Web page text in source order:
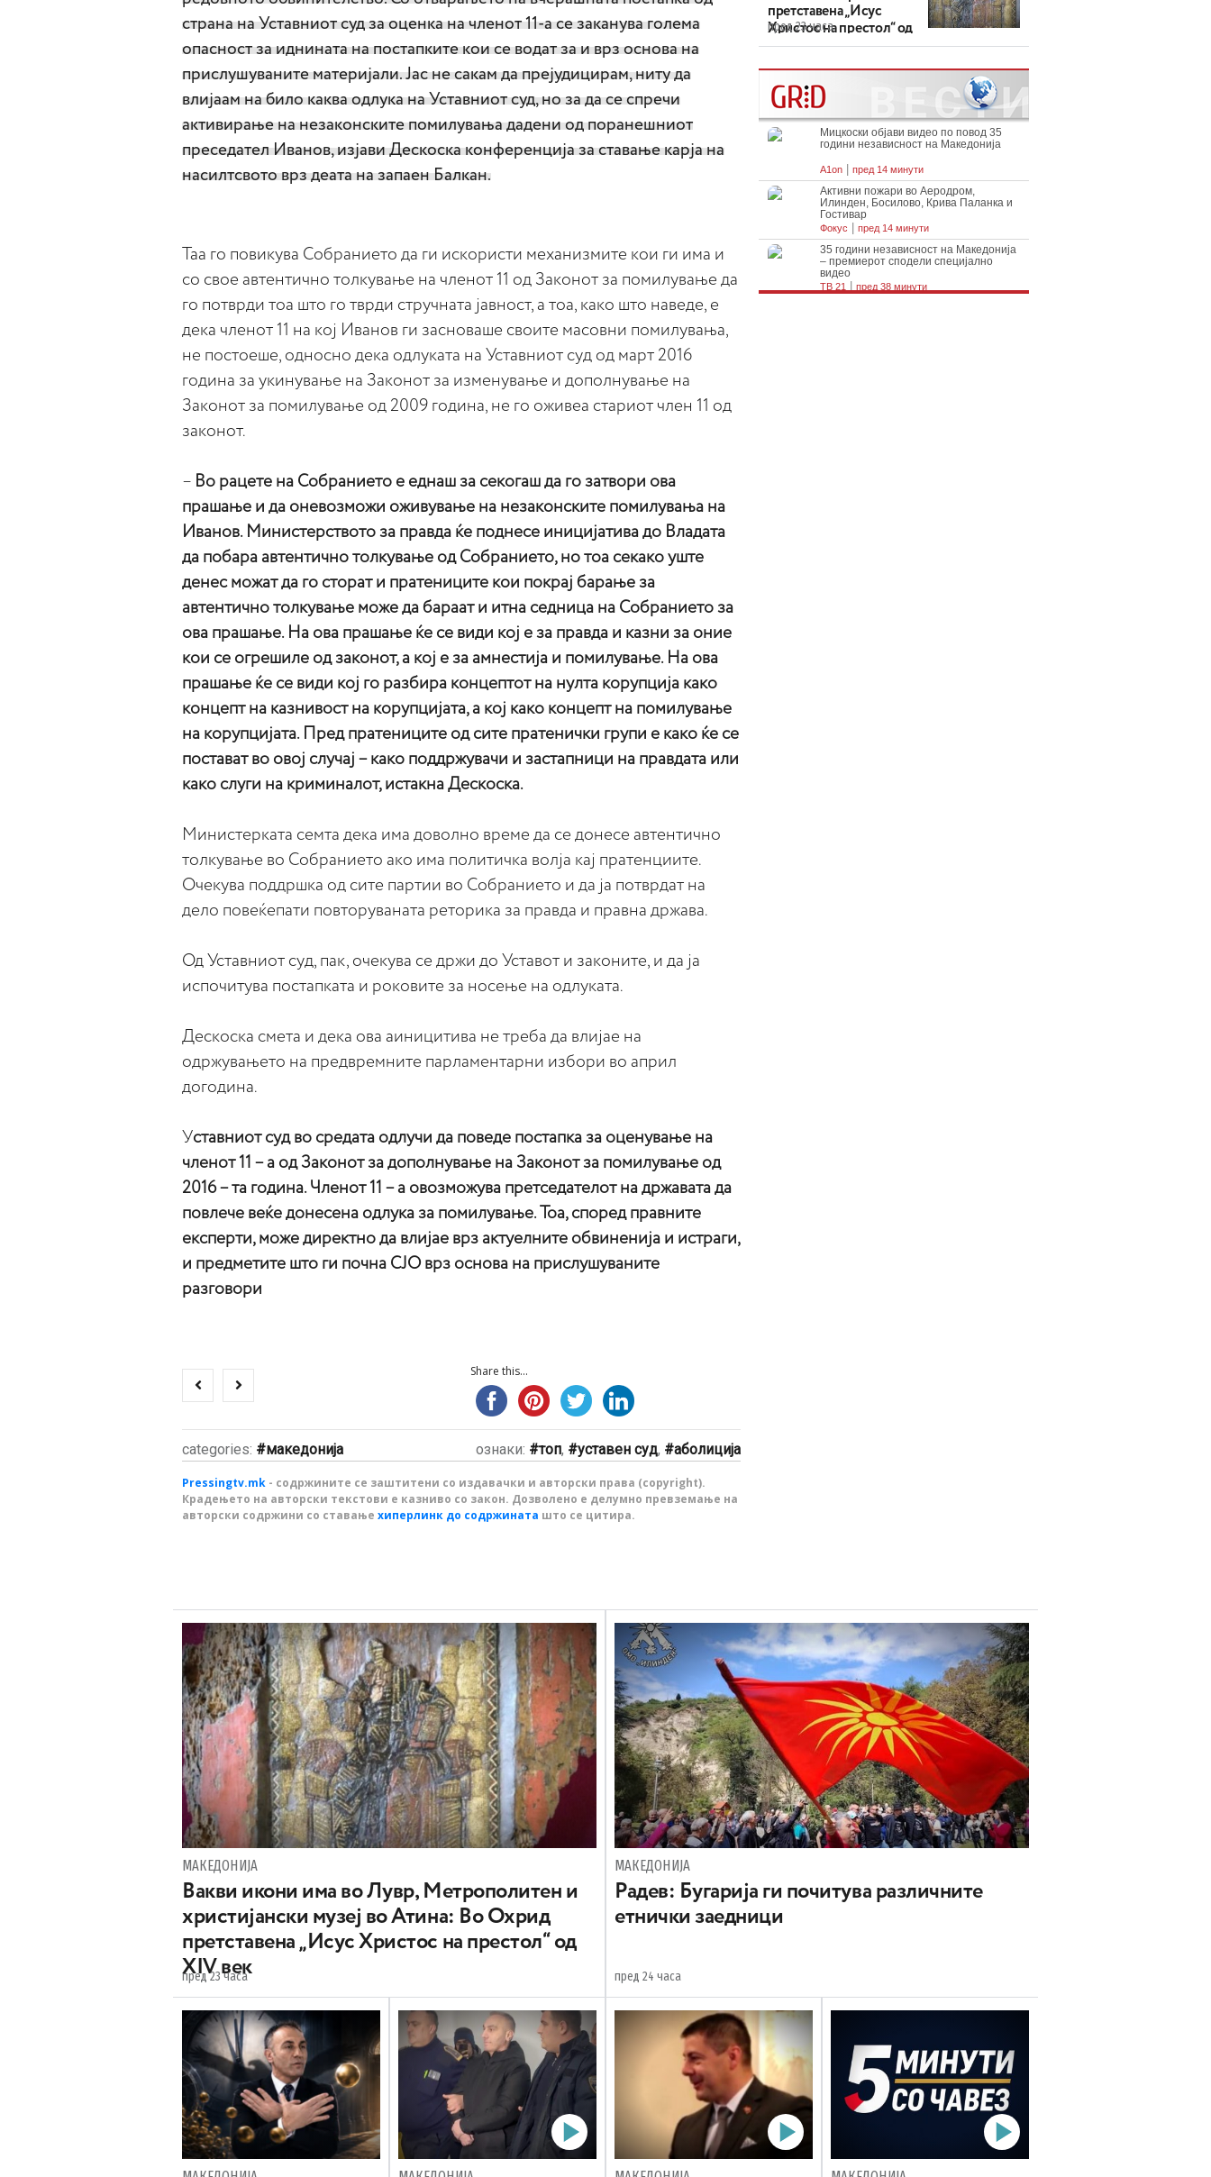
страна на Уставниот суд за оценка на членот 11-а се заканува голема
опасност за иднината на постапките кои се водат за и врз основа на
прислушуваните материјали. Јас не сакам да прејудицирам, ниту да
влијаам на било каква одлука на Уставниот суд, но за да се спречи
активирање на незаконските помилувања дадени од поранешниот
преседател Иванов, изјави Дескоска конференција за ставање карја на
насилтсвото врз деата на запаен Балкан.
Таа го повикува Собранието да ги искористи механизмите кои ги има и
со свое автентично толкување на членот 11 од Законот за помилување да
го потврди тоа што го тврди стручната јавност, а тоа, како што наведе, е
дека членот 11 на кој Иванов ги засноваше своите масовни помилувања,
не постоеше, односно дека одлуката на Уставниот суд од март 2016
година за укинување на Законот за изменување и дополнување на
Законот за помилување од 2009 година, не го оживеа стариот член 11 од
законот.
– Во рацете на Собранието е еднаш за секогаш да го затвори ова
прашање и да оневозможи оживување на незаконските помилувања на
Иванов. Министерството за правда ќе поднесе иницијатива до Владата
да побара автентично толкување од Собранието, но тоа секако уште
денес можат да го сторат и пратениците кои покрај барање за
автентично толкување може да бараат и итна седница на Собранието за
ова прашање. На ова прашање ќе се види кој е за правда и казни за оние
кои се огрешиле од законот, а кој е за амнестија и помилување. На ова
прашање ќе се види кој го разбира концептот на нулта корупција како
концепт на казнивост на корупцијата, а кој како концепт на помилување
на корупцијата. Пред пратениците од сите пратенички групи е како ќе се
постават во овој случај – како поддржувачи и застапници на правдата или
како слуги на криминалот, истакна Дескоска.
Министерката семта дека има доволно време да се донесе автентично
толкување во Собранието ако има политичка волја кај пратенциите.
Очекува поддршка од сите партии во Собранието и да ја потврдат на
дело повеќепати повторуваната реторика за правда и правна држава.
Од Уставниот суд, пак, очекува се држи до Уставот и законите, и да ја
испочитува постапката и роковите за носење на одлуката.
Дескоска смета и дека ова аиницитива не треба да влијае на
одржувањето на предвремните парламентарни избори во април
догодина.
Уставниот суд во средата одлучи да поведе постапка за оценување на
членот 11 – а од Законот за дополнување на Законот за помилување од
2016 – та година. Членот 11 – а овозможува претседателот на државата да
повлече веќе донесена одлука за помилување. Тоа, според правните
експерти, може директно да влијае врз актуелните обвиненија и истраги,
и предметите што ги почна СЈО врз основа на прислушуваните
разговори
Share this...
categories: македонија ознаки: топ, уставен суд, аболиција
Pressingtv.mk - содржините се заштитени со издавачки и авторски права (copyright).
Крадењето на авторски текстови е казниво со закон. Дозволено е делумно превземање на
авторски содржини со ставање хиперлинк до содржината што се цитира.
претставена „Исус
Христос на престол“ од
XIV век
пред 23 часа
МАКЕДОНИЈА
Вакви икони има во Лувр, Метрополитен и
христијански музеј во Атина: Во Охрид
претставена „Исус Христос на престол“ од
XIV век
пред 23 часа
МАКЕДОНИЈА
Радев: Бугарија ги почитува различните
етнички заедници
пред 24 часа